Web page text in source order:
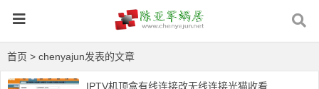
首页 > chenyajun发表的文章
IPTV机顶盒有线连接改无线连接光猫收看